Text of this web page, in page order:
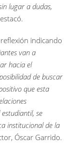
lugar a dudas,
indicando
van a
hacia el
de buscar
que esta
se
institucional de la
Óscar Garrido.